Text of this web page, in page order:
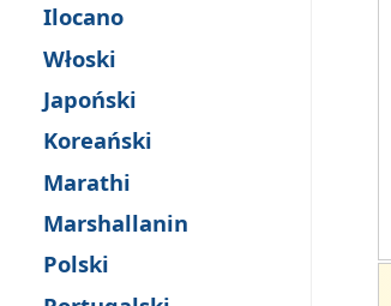
Ilocano
Włoski
Japoński
Koreański
Marathi
Marshallanin
Polski